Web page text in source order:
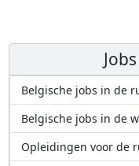
Belgische jobs in de
Belgische jobs in de
Opleidingen voor de